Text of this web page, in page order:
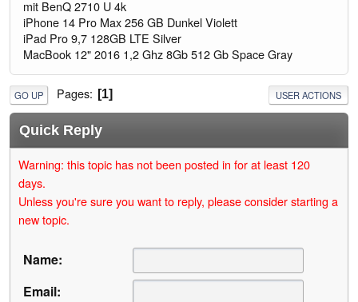
mit BenQ 2710 U 4k
iPhone 14 Pro Max 256 GB Dunkel Violett
iPad Pro 9,7 128GB LTE Silver
MacBook 12" 2016 1,2 Ghz 8Gb 512 Gb Space Gray
GO UP Pages 1 USER ACTIONS
Quick Reply
Warning: this topic has not been posted in for at least 120
days.
Unless you're sure you want to reply, please consider starting a
new topic.
Name:
Email: